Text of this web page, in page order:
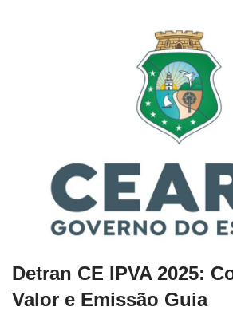
Detran CE IPVA 2025:
Valor e Emissão Guia